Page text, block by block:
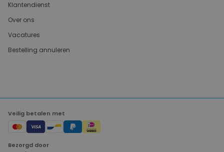
Klantendienst
Over ons
Vacatures
Bestelling annuleren
Veilig betalen met
Bezorgd door